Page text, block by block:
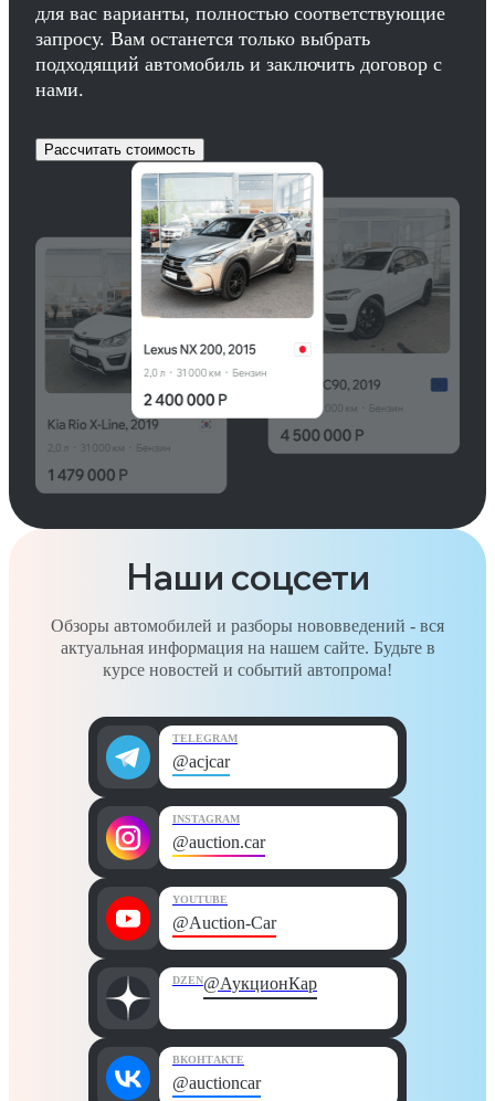
для вас варианты, полностью соответствующие
запросу. Вам останется только выбрать
подходящий автомобиль и заключить договор с
нами.
Рассчитать стоимость
Наши соцсети
Обзоры автомобилей и разборы нововведений - вся
актуальная информация на нашем сайте. Будьте в
курсе новостей и событий автопрома!
TELEGRAM
@acjcar
INSTAGRAM
@auction.car
YOUTUBE
@Auction-Car
DZEN@АукционКар
ВКОНТАКТЕ
@auctioncar